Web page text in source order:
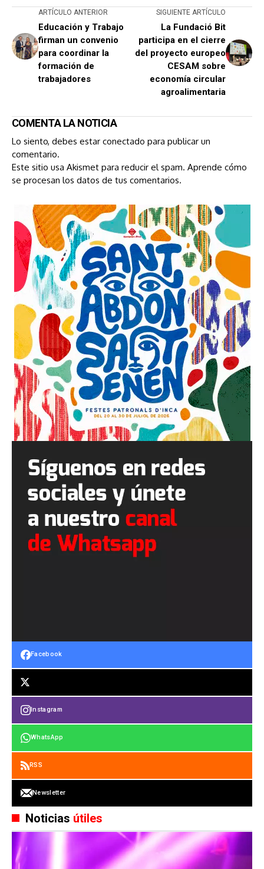
ARTÍCULO ANTERIOR
Educación y Trabajo
firman un convenio
para coordinar la
formación de
trabajadores
SIGUIENTE ARTÍCULO
La Fundació Bit
participa en el cierre
del proyecto europeo
CESAM sobre
economía circular
agroalimentaria
COMENTA LA NOTICIA
Lo siento, debes estar conectado para publicar un
comentario.
Este sitio usa Akismet para reducir el spam. Aprende cómo
se procesan los datos de tus comentarios.
Facebook
Instagram
WhatsApp
RSS
Newsletter
Noticias útiles